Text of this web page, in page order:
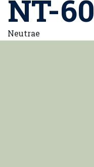
NT-60
Neutrae